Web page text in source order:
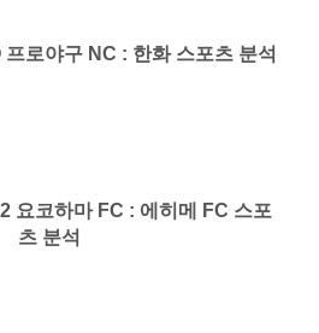
로야구 NC : 한화 스포츠 분석
요코하마 FC : 에히메 FC 스포
츠 분석